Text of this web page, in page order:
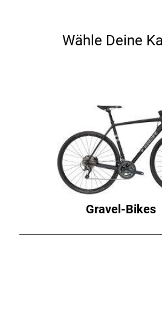
Wähle Deine
Gravel-Bikes